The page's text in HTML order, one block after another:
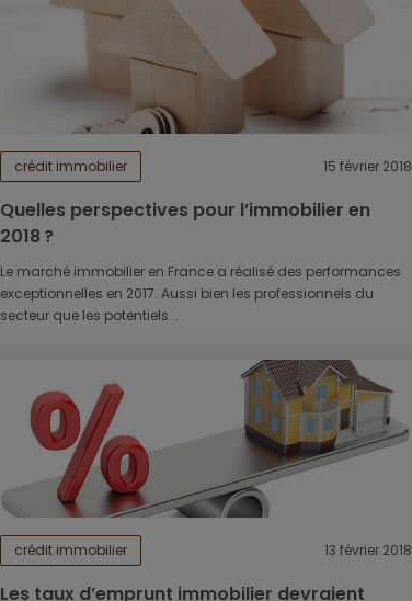
crédit immobilier 15 février 2018
Quelles perspectives pour l’immobilier en
2018 ?
Le marché immobilier en France a réalisé des performances
exceptionnelles en 2017. Aussi bien les professionnels du
secteur que les potentiels...
crédit immobilier 13 février 2018
Les taux d’emprunt immobilier devraient